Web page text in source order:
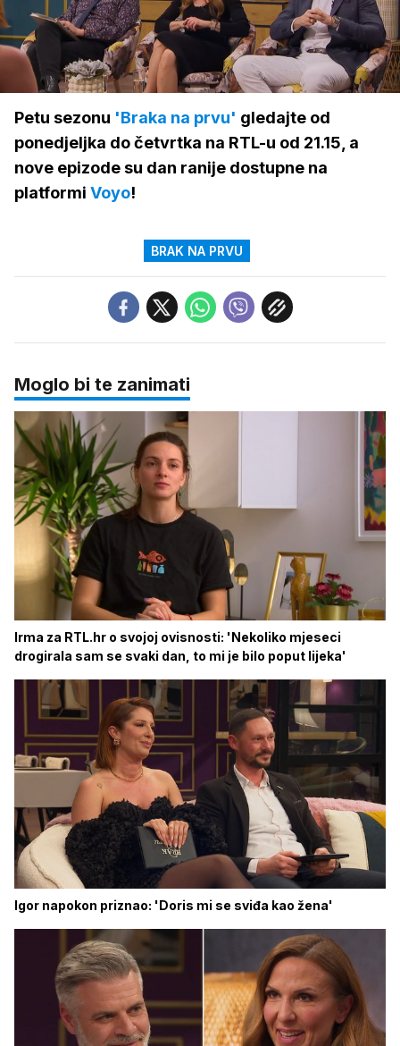
Upali
zvuk
/
Loaded:
100.00%
Petu sezonu 'Braka na prvu' gledajte od
ponedjeljka do četvrtka na RTL-u od 21.15, a
nove epizode su dan ranije dostupne na
platformi Voyo!
BRAK NA PRVU
Moglo bi te zanimati
Irma za RTL.hr o svojoj ovisnosti: 'Nekoliko mjeseci
drogirala sam se svaki dan, to mi je bilo poput lijeka'
Igor napokon priznao: 'Doris mi se sviđa kao žena'